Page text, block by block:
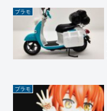
プラモ
プラモ